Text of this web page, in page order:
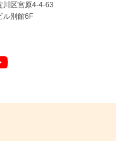
川区宮原4-4-63
ル別館6F